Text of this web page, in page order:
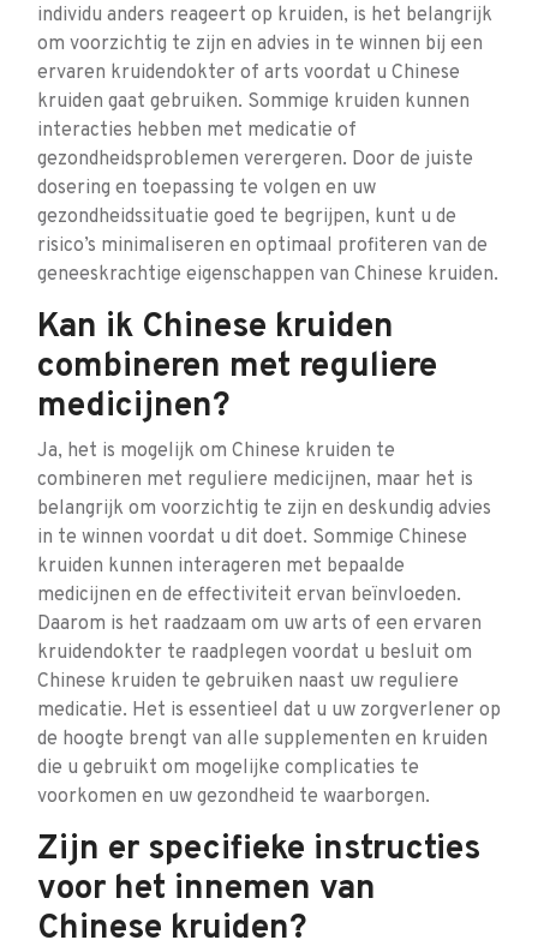
individu anders reageert op kruiden, is het belangrijk
om voorzichtig te zijn en advies in te winnen bij een
ervaren kruidendokter of arts voordat u Chinese
kruiden gaat gebruiken. Sommige kruiden kunnen
interacties hebben met medicatie of
gezondheidsproblemen verergeren. Door de juiste
dosering en toepassing te volgen en uw
gezondheidssituatie goed te begrijpen, kunt u de
risico’s minimaliseren en optimaal profiteren van de
geneeskrachtige eigenschappen van Chinese kruiden.
Kan ik Chinese kruiden
combineren met reguliere
medicijnen?
Ja, het is mogelijk om Chinese kruiden te
combineren met reguliere medicijnen, maar het is
belangrijk om voorzichtig te zijn en deskundig advies
in te winnen voordat u dit doet. Sommige Chinese
kruiden kunnen interageren met bepaalde
medicijnen en de effectiviteit ervan beïnvloeden.
Daarom is het raadzaam om uw arts of een ervaren
kruidendokter te raadplegen voordat u besluit om
Chinese kruiden te gebruiken naast uw reguliere
medicatie. Het is essentieel dat u uw zorgverlener op
de hoogte brengt van alle supplementen en kruiden
die u gebruikt om mogelijke complicaties te
voorkomen en uw gezondheid te waarborgen.
Zijn er specifieke instructies
voor het innemen van
Chinese kruiden?